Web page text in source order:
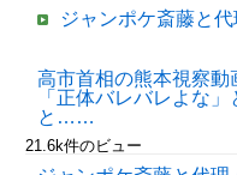
ジャンポケ斎藤と代理人のやりとり、「地獄
避難所にベッドがない！と文句たらたらだっ
高市首相の熊本視察動
「正体バレバレよな
と……
21.6k件のビュー